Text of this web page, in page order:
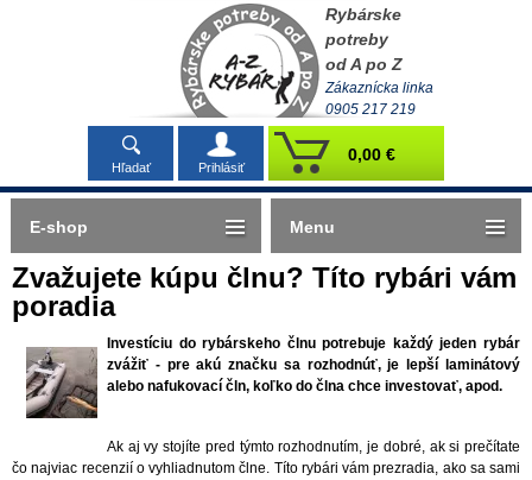
Rybárske
potreby
od A po Z
Zákaznícka linka
0905 217 219
Hľadať Prihlásiť
0,00 €
Zvažujete kúpu člnu? Títo rybári vám
poradia
Investíciu do rybárskeho člnu potrebuje každý jeden rybár
zvážiť - pre akú značku sa rozhodnúť, je lepší laminátový
alebo nafukovací čln, koľko do člna chce investovať, apod.
Ak aj vy stojíte pred týmto rozhodnutím, je dobré, ak si prečítate
čo najviac recenzií o vyhliadnutom člne. Títo rybári vám prezradia, ako sa sami
E-shop Menu